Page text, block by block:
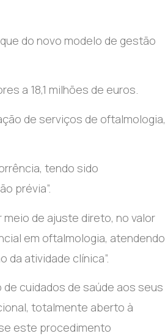
do novo modelo de gestão
a 18,1 milhões de euros.
de serviços de oftalmologia,
tendo sido
prévia”.
de ajuste direto, no valor
em oftalmologia, atendendo
atividade clínica”.
de cuidados de saúde aos seus
totalmente aberto à
este procedimento